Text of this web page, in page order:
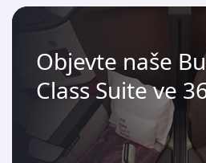
Objevte naše
Class Suite ve